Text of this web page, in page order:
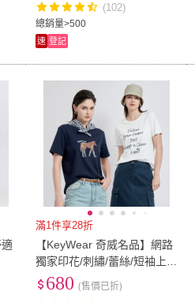
總銷量>500
(102)
速 登記
滿1件享28折
【KeyWear 奇威名品】網路
獨家印花/刺繡/蕾絲/短袖上
衣T恤(精選多款)
680 (售價已折)